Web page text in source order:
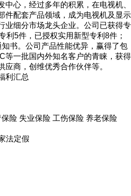
中心，经过多年的积累，在电视机、
件配套产品领域，成为电视机及显示
业细分市场龙头企业。公司已获得专
利5件，已授权实用新型专利8件；
书。公司产品性能优异，赢得了包
等一批国内外知名客户的青睐，获得
应商，创维优秀合作伙伴等。
利汇总
险 失业保险 工伤保险 养老保险
法定假